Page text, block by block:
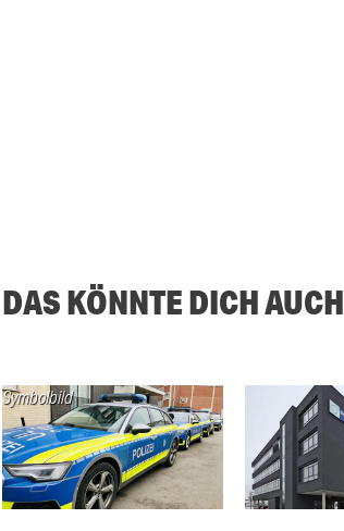
DAS KÖNNTE DICH
Symbolbild